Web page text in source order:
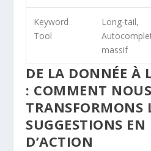
Keyword
Tool
Long-tail,
massif
DE LA DONNÉE À
: COMMENT NOUS
TRANSFORMONS
SUGGESTIONS EN
D’ACTION